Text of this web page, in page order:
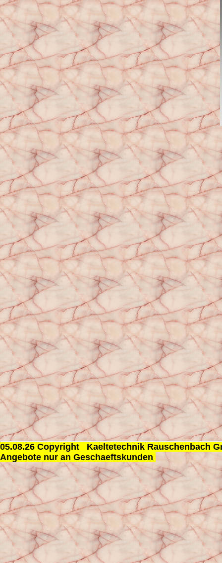
05.08.26 Copyright Kaeltetechnik Rauschenbach
Angebote nur an Geschaeftskunden